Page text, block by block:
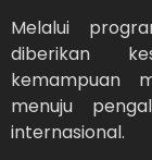
Melalui
diberikan
kemampuan
menuju
internasional.